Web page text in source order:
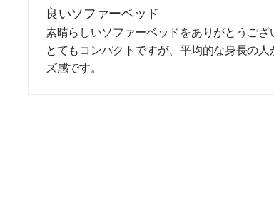
良いソファーベッド
素晴らしいソファーベッドをありがとうござ
とてもコンパクトですが、平均的な身長の人
ズ感です。